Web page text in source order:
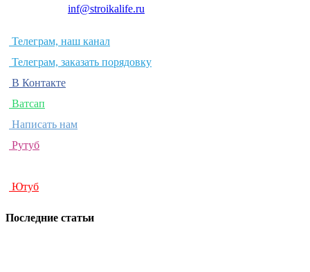
inf@stroikalife.ru
Телеграм, наш канал
Телеграм, заказать порядовку
В Контакте
Ватсап
Написать нам
Рутуб
Ютуб
Последние статьи